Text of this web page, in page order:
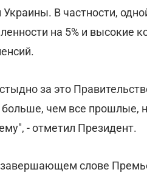
В частности,
на 5% и высокие
за это
больше, чем все прошлые,
- отметил Президент.
слове